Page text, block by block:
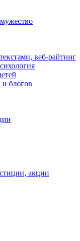
веб-райтинг
и блогов
акции